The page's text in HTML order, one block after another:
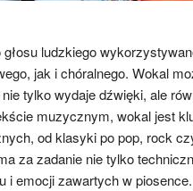
ludzkiego
jak i chóralnego. Wokal
tylko wydaje dźwięki, ale
muzycznym, wokal jest
od klasyki po pop, rock
za zadanie nie tylko
i emocji zawartych w